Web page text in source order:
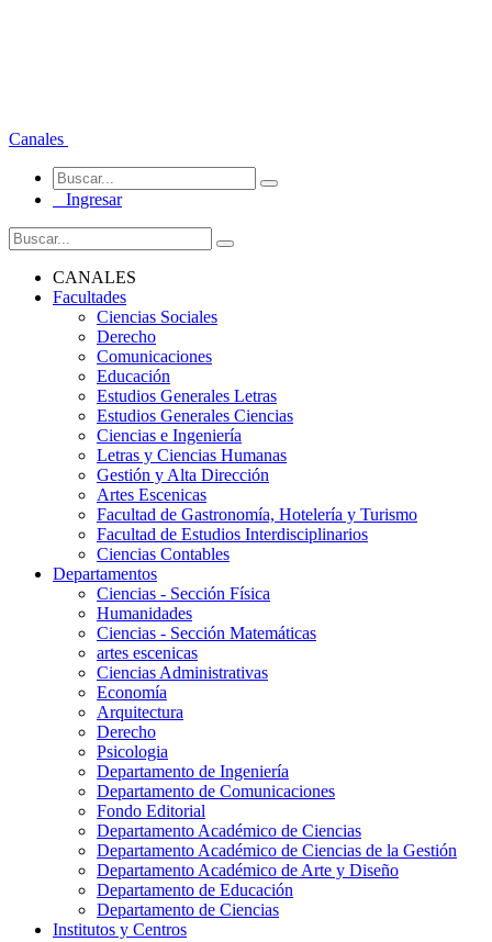
Canales
Ingresar
CANALES
Facultades
Ciencias Sociales
Derecho
Comunicaciones
Educación
Estudios Generales Letras
Estudios Generales Ciencias
Ciencias e Ingeniería
Letras y Ciencias Humanas
Gestión y Alta Dirección
Artes Escenicas
Facultad de Gastronomía, Hotelería y Turismo
Facultad de Estudios Interdisciplinarios
Ciencias Contables
Departamentos
Ciencias - Sección Física
Humanidades
Ciencias - Sección Matemáticas
artes escenicas
Ciencias Administrativas
Economía
Arquitectura
Derecho
Psicologia
Departamento de Ingeniería
Departamento de Comunicaciones
Fondo Editorial
Departamento Académico de Ciencias
Departamento Académico de Ciencias de la Gestión
Departamento Académico de Arte y Diseño
Departamento de Educación
Departamento de Ciencias
Institutos y Centros